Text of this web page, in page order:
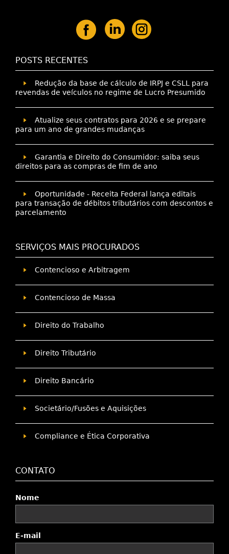
POSTS RECENTES
Redução da base de cálculo de IRPJ e CSLL para
revendas de veículos no regime de Lucro Presumido
Atualize seus contratos para 2026 e se prepare
para um ano de grandes mudanças
Garantia e Direito do Consumidor: saiba seus
direitos para as compras de fim de ano
Oportunidade - Receita Federal lança editais
para transação de débitos tributários com descontos e
parcelamento
SERVIÇOS MAIS PROCURADOS
Contencioso e Arbitragem
Contencioso de Massa
Direito do Trabalho
Direito Tributário
Direito Bancário
Societário/Fusões e Aquisições
Compliance e Ética Corporativa
CONTATO
Nome
E-mail